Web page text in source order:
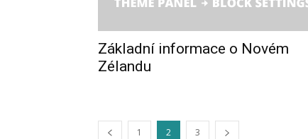
Základní informace o Novém
Zélandu
1 2 3